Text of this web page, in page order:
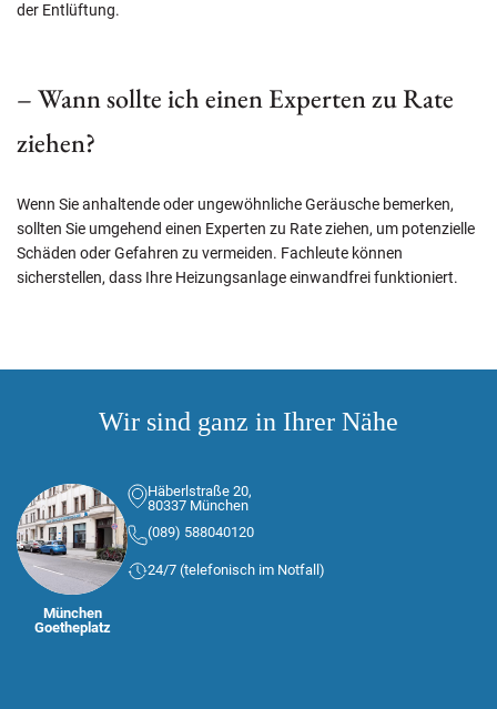
der Entlüftung.
– Wann sollte ich einen Experten zu Rate
ziehen?
Wenn Sie anhaltende oder ungewöhnliche Geräusche bemerken,
sollten Sie umgehend einen Experten zu Rate ziehen, um potenzielle
Schäden oder Gefahren zu vermeiden. Fachleute können
sicherstellen, dass Ihre Heizungsanlage einwandfrei funktioniert.
Wir sind ganz in Ihrer Nähe
München
Goetheplatz
Häberlstraße 20,
80337 München
(089) 588040120
24/7 (telefonisch im Notfall)